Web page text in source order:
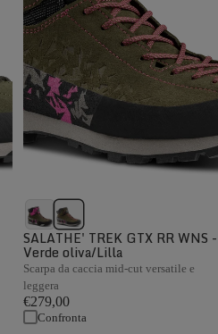
SALATHE' TREK GTX RR WNS -
Verde oliva/Lilla
Scarpa da caccia mid-cut versatile e
leggera
€279,00
Confronta